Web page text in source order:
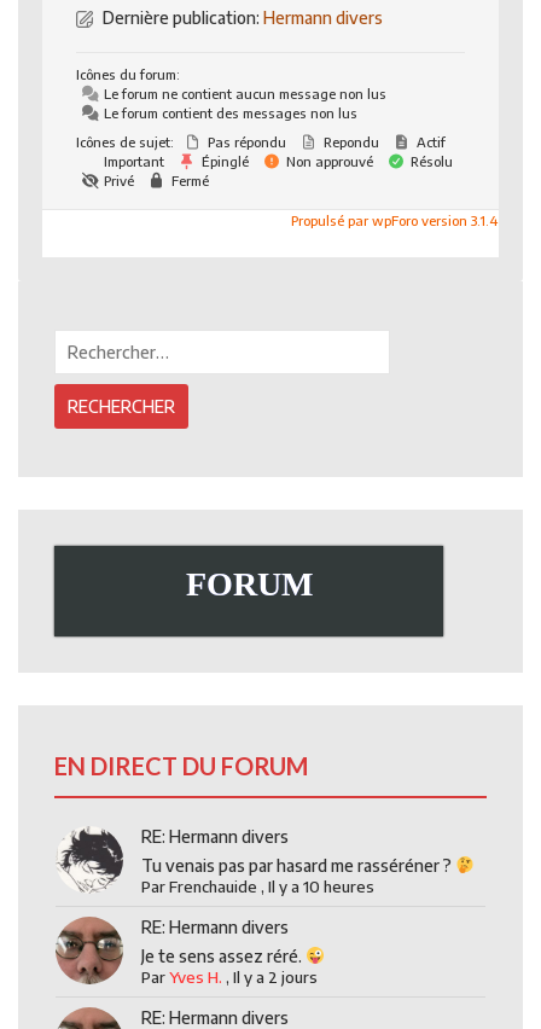
Dernière publication: Hermann divers
Icônes du forum:
Le forum ne contient aucun message non lus
Le forum contient des messages non lus
Icônes de sujet:
Pas répondu Repondu
Actif
Important
Épinglé Non approuvé
Résolu
Privé
Fermé
Propulsé par wpForo version 3.1.4
FORUM
EN DIRECT DU FORUM
RE: Hermann divers
Tu venais pas par hasard me rasséréner ?
ParFrenchauide ,Il y a 10 heures
RE: Hermann divers
Je te sens assez réré.
ParYves H. ,Il y a 2 jours
RE: Hermann divers